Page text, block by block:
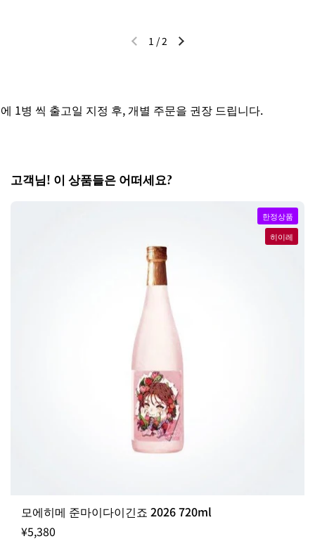
이전 슬라이드다음 슬라이드
1 /2
병 씩 출고일 지정 후, 개별 주문을 권장 드립니다.
고객님! 이 상품들은 어떠세요?
모에히메 준마이다이긴죠 2026 720ml
¥5,380
한정상품
히이레